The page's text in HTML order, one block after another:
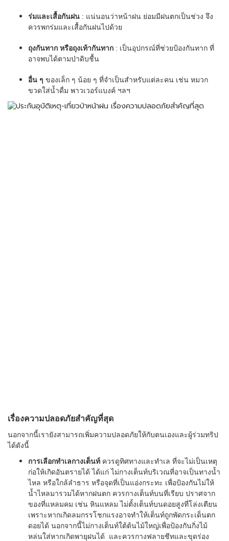
ร่มและเสื้อกันฝน : แน่นอนว่าหน้าฝน ย่อมมีฝนตกเป็นช่วง จึง
ควรพกร่มและเสื้อกันฝนไปด้วย
ถุงกันทาก หรือถุงเท้ากันทาก : เป็นอุปกรณ์ที่ช่วยป้องกันทาก ที่
อาจพบได้ตามป่าดิบชื้น
อื่น ๆ ของเล็ก ๆ น้อย ๆ ที่จำเป็นสำหรับแต่ละคน เช่น หมวก
ขวดใส่น้ำดื่ม พาวเวอร์แบงค์ ฯลฯ
เรื่องความปลอดภัยสำคัญที่สุด
นอกจากนี้เรายังสามารถเพิ่มความปลอดภัยให้กับตนเองและผู้ร่วมทริป
ได้ดังนี้
การเลือกทำเลกางเต็นท์ ควรดูทิศทางและทำเล ที่จะไม่เป็นเหตุ
ก่อให้เกิดอันตรายได้ ได้แก่ ไม่กางเต็นท์บริเวณที่อาจเป็นทางน้ำ
ไหล หรือใกล้ลำธาร หรือจุดที่เป็นแอ่งกระทะ เพื่อป้องกันไม่ให้
น้ำไหลมารวมได้หากฝนตก ควรกางเต็นท์บนที่เรียบ ปราศจาก
ของที่แหลมคม เช่น หินแหลม ไม่ตั้งเต็นท์บนดอยสูงที่โล่งเตียน
เพราะหากเกิดลมกรรโชกแรงอาจทำให้เต็นท์ถูกพัดกระเด็นตก
ดอยได้ นอกจากนี้ไม่กางเต็นท์ใต้ต้นไม้ใหญ่เพื่อป้องกันกิ่งไม้
หล่นใส่หากเกิดพายุฝนได้ และควรกางฟลายชีทและขุดร่อง